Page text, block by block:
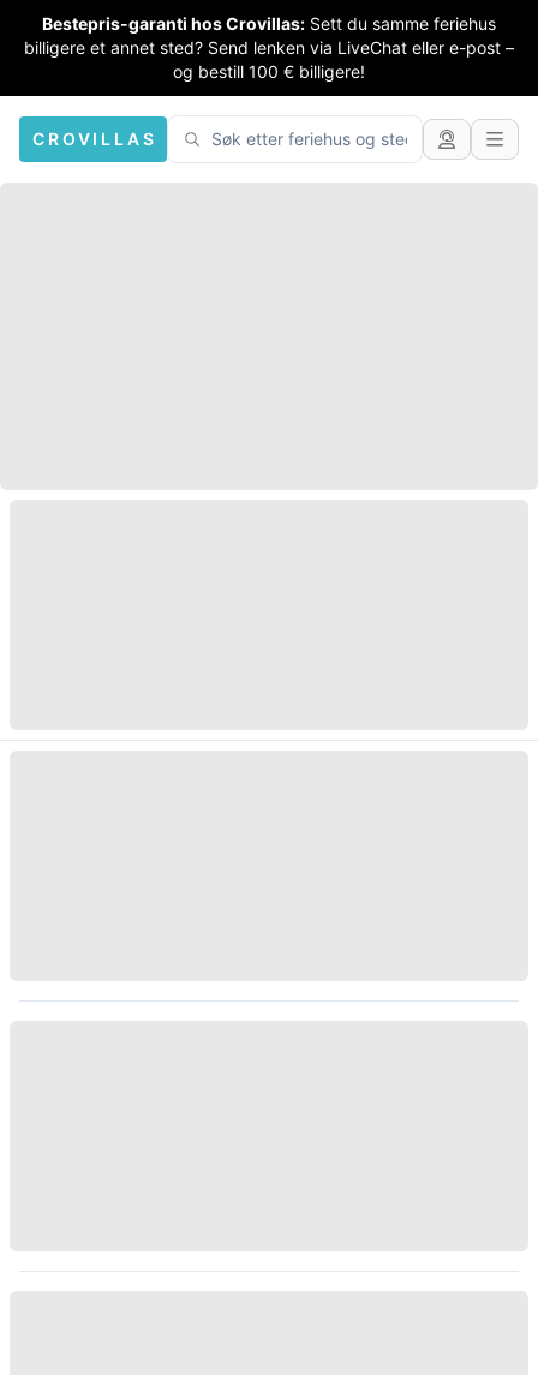
Bestepris-garanti hos Crovillas: Sett du samme feriehus
billigere et annet sted? Send lenken via LiveChat eller e-post –
og bestill 100 € billigere!
CROVILLAS